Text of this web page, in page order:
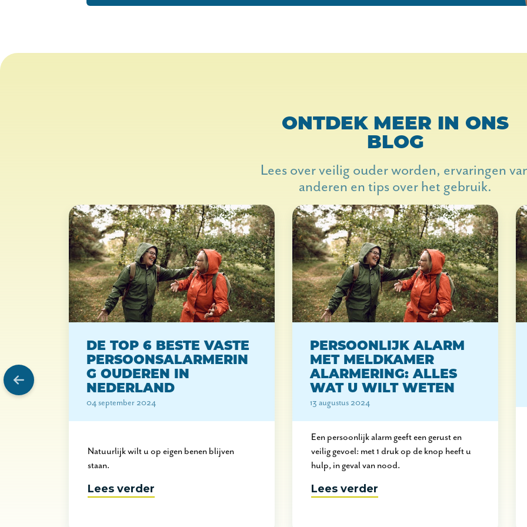
ONTDEK MEER IN ONS
BLOG
Lees over veilig ouder worden, ervaringen
anderen en tips over het gebruik.
DE TOP 6 BESTE VASTE
PERSOONSALARMERIN
G OUDEREN IN
NEDERLAND
04 september 2024
Natuurlijk wilt u op eigen benen blijven
staan.
Lees verder
PERSOONLIJK ALARM
MET MELDKAMER
ALARMERING: ALLES
WAT U WILT WETEN
13 augustus 2024
Een persoonlijk alarm geeft een gerust en
veilig gevoel: met 1 druk op de knop heeft u
hulp, in geval van nood.
Lees verder